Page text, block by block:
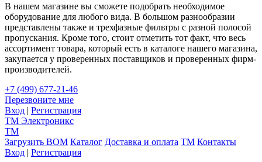
В нашем магазине вы сможете подобрать необходимое
оборудование для любого вида. В большом разнообразии
представлены также и трехфазные фильтры с разной полосой
пропускания. Кроме того, стоит отметить тот факт, что весь
ассортимент товара, который есть в каталоге нашего магазина,
закупается у проверенных поставщиков и проверенных фирм-
производителей.
+7 (499) 677-21-46
Перезвоните мне
Вход | Регистрация
TM Электроникс
TM
Загрузить BOM Каталог Доставка и оплата TM Контакты
Вход | Регистрация